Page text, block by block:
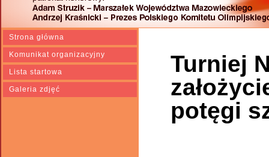
Strona główna
Komunikat organizacyjny
Lista startowa
Galeria zdjęć
Turniej
potęgi